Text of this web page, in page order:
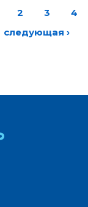
2 3
4
следующая ›